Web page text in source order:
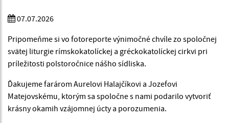
07.07.2026
Pripomeňme si vo fotoreporte výnimočné chvíle zo spoločnej
svätej liturgie rímskokatolíckej a gréckokatolíckej cirkvi pri
príležitosti polstoročnice nášho sídliska.
Ďakujeme farárom Aurelovi Halajčíkovi a Jozefovi
Matejovskému, ktorým sa spoločne s nami podarilo vytvoriť
krásny okamih vzájomnej úcty a porozumenia.